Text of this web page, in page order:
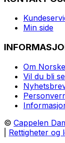
Min side
Om
Vil du bli
© Cappelen
Rettigheter og